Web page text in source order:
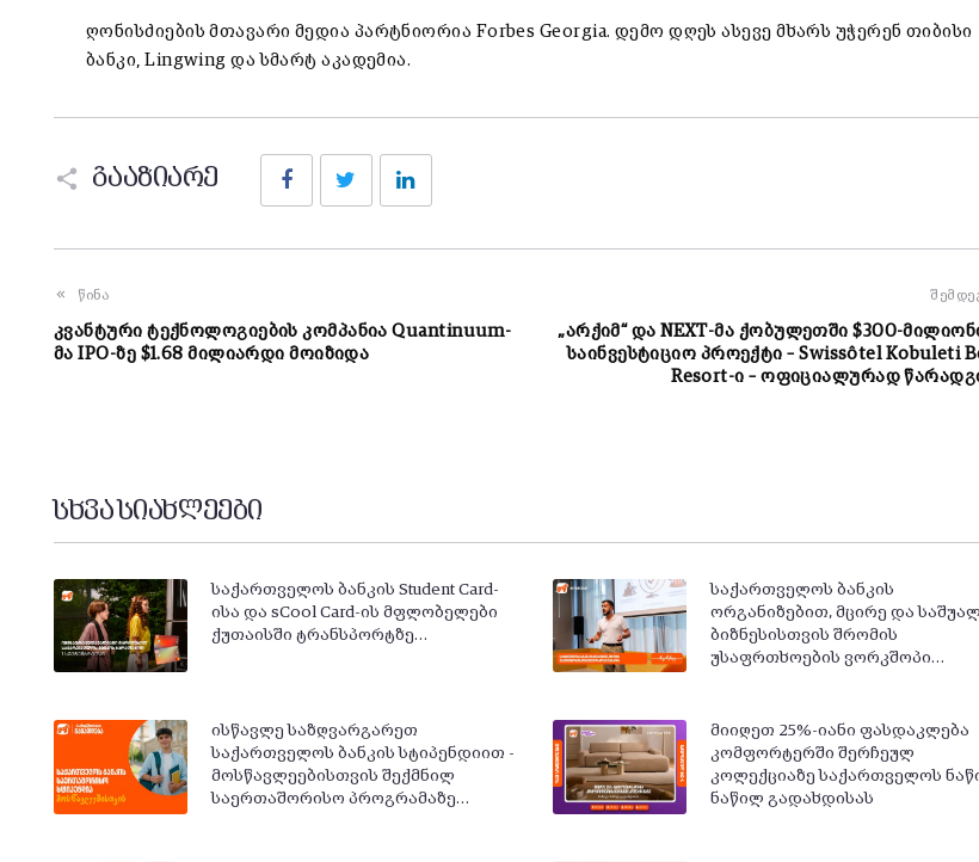
ღონისძიების მთავარი მედია პარტნიორია Forbes Georgia. დემო დღეს ასევე მხარს უჭერენ თიბისი
ბანკი, Lingwing და სმარტ აკადემია.
გააზიარე
FacebookTwitter
წინა
კვანტური ტექნოლოგიების კომპანია Quantinuum-
მა IPO-ზე $1.68 მილიარდი მოიზიდა
„არქიმ“ და NEXT-მა ქობულეთში $300-
საინვესტიციო პროექტი – Swissôtel Kobuleti
Resort-ი – ოფიციალურად
სხვა სიახლეები
საქართველოს ბანკის Student Card-
ისა და sCool Card-ის მფლობელები
ქუთაისში ტრანსპორტზე…
საქართველოს ბანკის
ორგანიზებით, მცირე და
ბიზნესისთვის შრომის
უსაფრთხოების ვორკშოპი…
ისწავლე საზღვარგარეთ
საქართველოს ბანკის სტიპენდიით -
მოსწავლეებისთვის შექმნილ
საერთაშორისო პროგრამაზე…
მიიღეთ 25%-იანი ფასდაკლება
კომფორტერში შერჩეულ
კოლექციაზე საქართველოს
ნაწილ გადახდისას